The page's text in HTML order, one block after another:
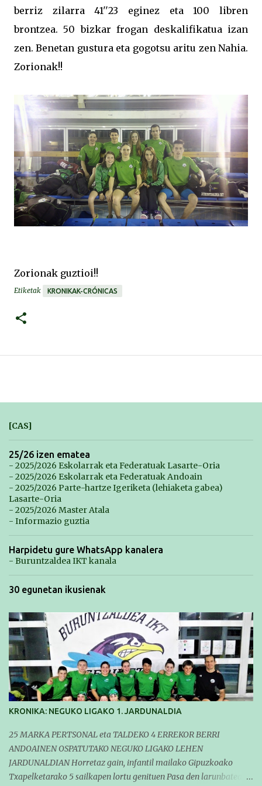
berriz zilarra 41''23 eginez eta 100 libren
brontzea. 50 bizkar frogan deskalifikatua izan
zen. Benetan gustura eta gogotsu aritu zen Nahia.
Zorionak!!
Zorionak guztioi!!
Etiketak KRONIKAK-CRÓNICAS
[CAS]
25/26 izen ematea
- 2025/2026 Eskolarrak eta Federatuak Lasarte-Oria
- 2025/2026 Eskolarrak eta Federatuak Andoain
- 2025/2026 Parte-hartze Igeriketa (lehiaketa gabea)
Lasarte-Oria
- 2025/2026 Master Atala
- Informazio guztia
Harpidetu gure WhatsApp kanalera
- Buruntzaldea IKT kanala
30 egunetan ikusienak
KRONIKA: NEGUKO LIGAKO 1. JARDUNALDIA
25 MARKA PERTSONAL eta TALDEKO 4 ERREKOR BERRI
ANDOAINEN OSPATUTAKO NEGUKO LIGAKO LEHEN
JARDUNALDIAN Horretaz gain, infantil mailako Gipuzkoako
Txapelketarako 5 sailkapen lortu genituen Pasa den larunbatean